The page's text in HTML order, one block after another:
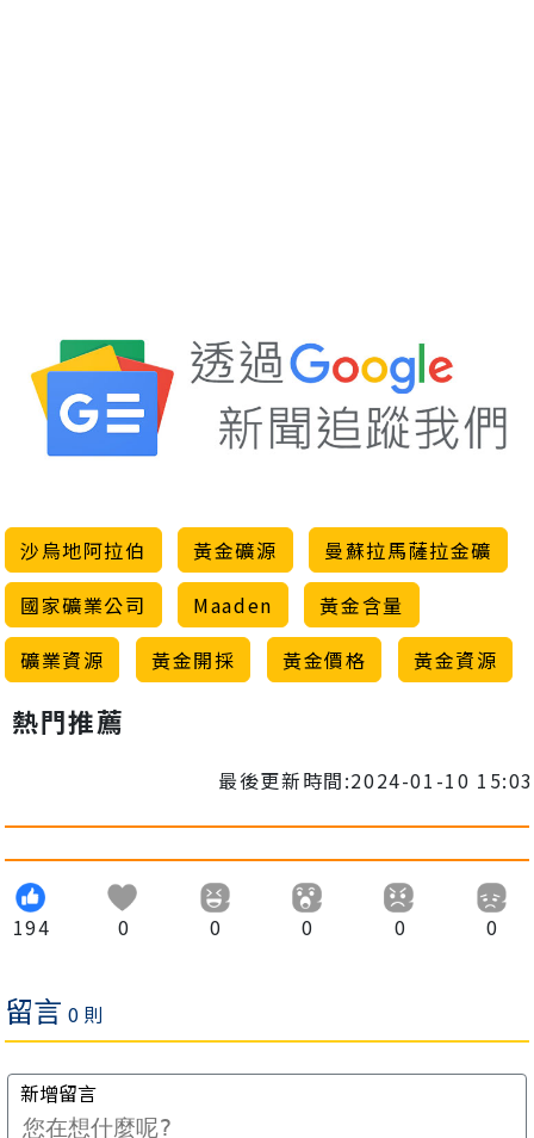
沙烏地阿拉伯 黃金礦源
曼蘇拉馬薩拉金礦
國家礦業公司
Maaden
黃金含量
礦業資源
黃金開採 黃金價格 黃金資源
熱門推薦
最後更新時間:2024-01-10 15:03
194 0 0 0 0 0